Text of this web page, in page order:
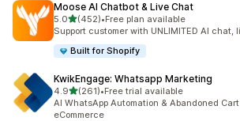
Moose AI Chatbot & Live Chat
5.0滿分 5 顆星
(452)
共有 452 則評價
•Free plan available
Support customer with UNLIMITED AI chat,
Built for Shopify
KwikEngage: Whatsapp Marketing
4.9滿分 5 顆星
(261)
共有 261 則評價
•Free trial available
AI WhatsApp Automation & Abandoned
eCommerce